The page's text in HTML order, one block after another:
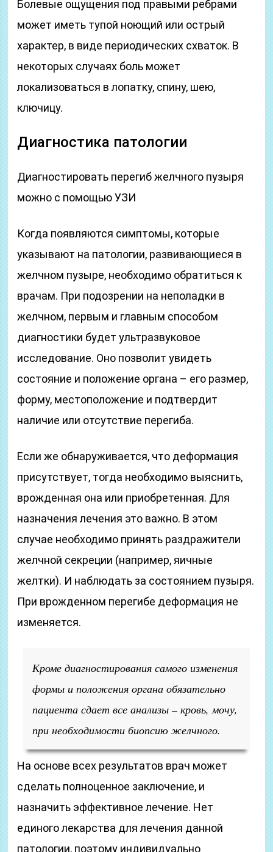
Болевые ощущения под правыми ребрами
может иметь тупой ноющий или острый
характер, в виде периодических схваток. В
некоторых случаях боль может
локализоваться в лопатку, спину, шею,
ключицу.
Диагностика патологии
Диагностировать перегиб желчного пузыря
можно с помощью УЗИ
Когда появляются симптомы, которые
указывают на патологии, развивающиеся в
желчном пузыре, необходимо обратиться к
врачам. При подозрении на неполадки в
желчном, первым и главным способом
диагностики будет ультразвуковое
исследование. Оно позволит увидеть
состояние и положение органа – его размер,
форму, местоположение и подтвердит
наличие или отсутствие перегиба.
Если же обнаруживается, что деформация
присутствует, тогда необходимо выяснить,
врожденная она или приобретенная. Для
назначения лечения это важно. В этом
случае необходимо принять раздражители
желчной секреции (например, яичные
желтки). И наблюдать за состоянием пузыря.
При врожденном перегибе деформация не
изменяется.
Кроме диагностирования самого изменения
формы и положения органа обязательно
пациента сдает все анализы – кровь, мочу,
при необходимости биопсию желчного.
На основе всех результатов врач может
сделать полноценное заключение, и
назначить эффективное лечение. Нет
единого лекарства для лечения данной
патологии, поэтому индивидуально